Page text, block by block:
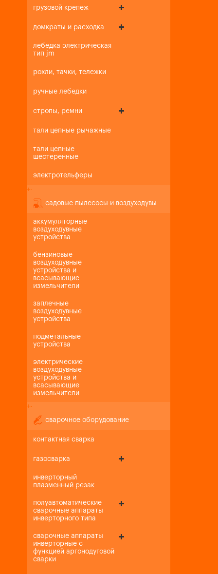
грузовой крепеж
домкраты и расходка
лебедка электрическая
тип jm
рохли, тачки, тележки
ручные лебедки
стропы, ремни
тали цепные рычажные
тали цепные
шестеренные
электротельферы
+-
садовые пылесосы и воздуходувы
аккумуляторные
воздуходувные
устройства
бензиновые
воздуходувные
устройства и
всасывающие
измельчители
заплечные
воздуходувные
устройства
подметальные
устройства
электрические
воздуходувные
устройства и
всасывающие
измельчители
+-
сварочное оборудование
контактная сварка
газосварка
инверторный
плазменный резак
полуавтоматические
сварочные аппараты
инверторного типа
сварочные аппараты
инверторные с
функцией аргонодуговой
сварки